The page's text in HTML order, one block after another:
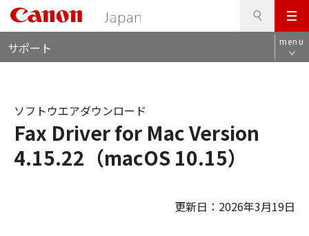
メ
ニ
ュ
サポート menu
Fax Driver for Mac Version
4.15.22（macOS 10.15）
ソフトウエアダウンロード
更新日：2026年3月19日